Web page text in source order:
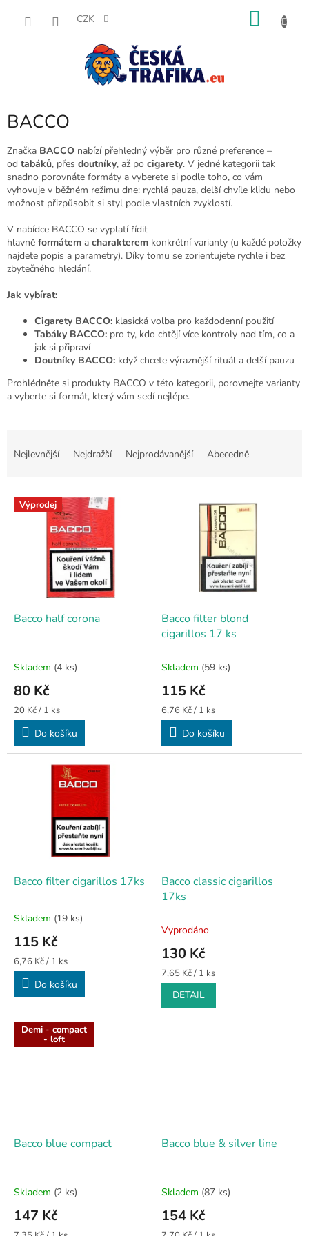
CZK
BACCO
Značka BACCO nabízí přehledný výběr pro různé preference –
od tabáků, přes doutníky, až po cigarety. V jedné kategorii tak
snadno porovnáte formáty a vyberete si podle toho, co vám
vyhovuje v běžném režimu dne: rychlá pauza, delší chvíle klidu nebo
možnost přizpůsobit si styl podle vlastních zvyklostí.
V nabídce BACCO se vyplatí řídit
hlavně formátem a charakterem konkrétní varianty (u každé položky
najdete popis a parametry). Díky tomu se zorientujete rychle i bez
zbytečného hledání.
Jak vybírat:
Cigarety BACCO: klasická volba pro každodenní použití
Tabáky BACCO: pro ty, kdo chtějí více kontroly nad tím, co a
jak si připraví
Doutníky BACCO: když chcete výraznější rituál a delší pauzu
Prohlédněte si produkty BACCO v této kategorii, porovnejte varianty
a vyberte si formát, který vám sedí nejlépe.
Nejlevnější Nejdražší Nejprodávanější Abecedně
V Výprodej
Bacco half corona
Skladem (4 ks)
80 Kč
Měrná
cena:
20 Kč / 1 ks
Do košíku
Bacco filter blond
cigarillos 17 ks
Skladem (59 ks)
115 Kč
Měrná
cena:
6,76 Kč / 1 ks
Do košíku
Bacco filter cigarillos 17ks
Průměrné
hodnocení
produktu
je
5,0
5
hvězdiček.
Skladem (19 ks)
115 Kč
Měrná
cena:
6,76 Kč / 1 ks
Do košíku
Bacco classic cigarillos
17ks
Vyprodáno
130 Kč
Měrná
cena:
7,65 Kč / 1 ks
DETAIL
Demi - compact
- loft
Bacco blue compact
Skladem (2 ks)
147 Kč
Bacco blue & silver line
Skladem (87 ks)
154 Kč